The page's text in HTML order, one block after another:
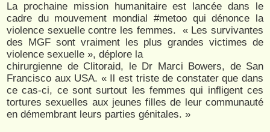
La prochaine mission humanitaire est lancée dans le
cadre du mouvement mondial #metoo qui dénonce la
violence sexuelle contre les femmes. « Les survivantes
des MGF sont vraiment les plus grandes victimes de
violence sexuelle », déplore la
chirurgienne de Clitoraid, le Dr Marci Bowers, de San
Francisco aux USA. « Il est triste de constater que dans
ce cas-ci, ce sont surtout les femmes qui infligent ces
tortures sexuelles aux jeunes filles de leur communauté
en démembrant leurs parties génitales. »